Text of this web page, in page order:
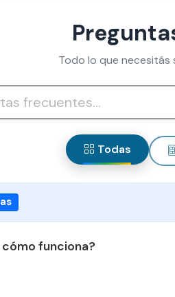
Todo lo que necesitás
Todas
cómo funciona?